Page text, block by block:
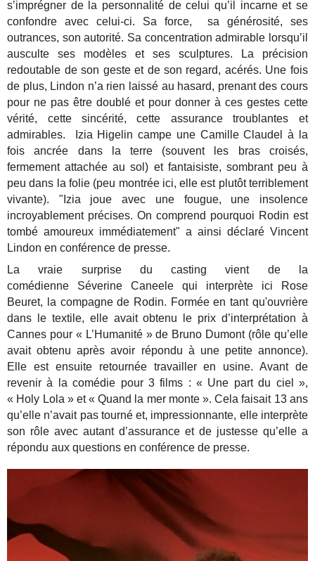
s’imprégner de la personnalité de celui qu’il incarne et se
confondre avec celui-ci. Sa force, sa générosité, ses
outrances, son autorité. Sa concentration admirable lorsqu’il
ausculte ses modèles et ses sculptures. La précision
redoutable de son geste et de son regard, acérés. Une fois
de plus, Lindon n’a rien laissé au hasard, prenant des cours
pour ne pas être doublé et pour donner à ces gestes cette
vérité, cette sincérité, cette assurance troublantes et
admirables. Izia Higelin campe une Camille Claudel à la
fois ancrée dans la terre (souvent les bras croisés,
fermement attachée au sol) et fantaisiste, sombrant peu à
peu dans la folie (peu montrée ici, elle est plutôt terriblement
vivante). "Izia joue avec une fougue, une insolence
incroyablement précises. On comprend pourquoi Rodin est
tombé amoureux immédiatement" a ainsi déclaré Vincent
Lindon en conférence de presse.
La vraie surprise du casting vient de la
comédienne Séverine Caneele qui interprète ici Rose
Beuret, la compagne de Rodin. Formée en tant qu'ouvrière
dans le textile, elle avait obtenu le prix d’interprétation à
Cannes pour « L’Humanité » de Bruno Dumont (rôle qu’elle
avait obtenu après avoir répondu à une petite annonce).
Elle est ensuite retournée travailler en usine. Avant de
revenir à la comédie pour 3 films : « Une part du ciel »,
« Holy Lola » et « Quand la mer monte ». Cela faisait 13 ans
qu’elle n’avait pas tourné et, impressionnante, elle interprète
son rôle avec autant d’assurance et de justesse qu’elle a
répondu aux questions en conférence de presse.